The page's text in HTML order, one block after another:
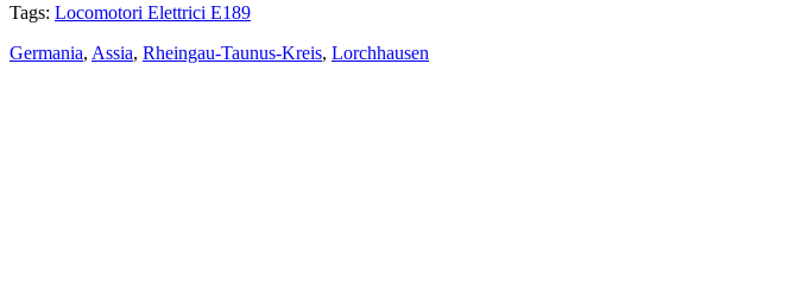
Tags: Locomotori Elettrici E189
Germania, Assia, Rheingau-Taunus-Kreis, Lorchhausen